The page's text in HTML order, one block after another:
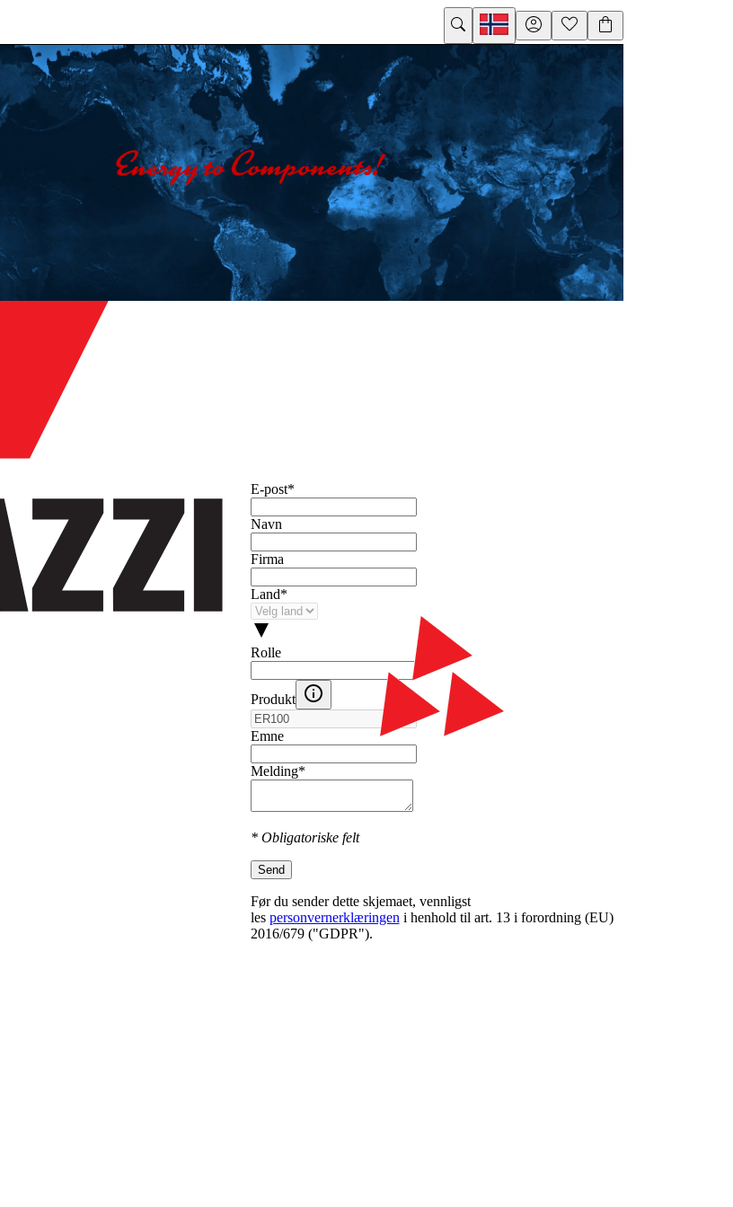
E-post*
Navn
Firma
Land*
Rolle
Produkt
Emne
Melding*
* Obligatoriske felt
Send
Før du sender dette skjemaet, vennligst
les personvernerklæringen i henhold til art. 13 i forordning (EU)
2016/679 ("GDPR").